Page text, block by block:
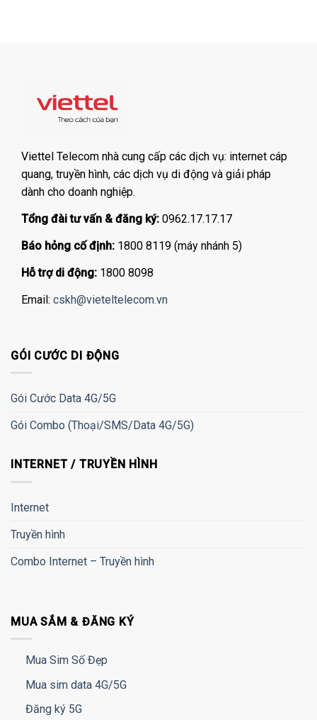
Viettel Telecom nhà cung cấp các dịch vụ: internet cáp
quang, truyền hình, các dịch vụ di động và giải pháp
dành cho doanh nghiệp.
Tổng đài tư vấn & đăng ký: 0962.17.17.17
Báo hỏng cố định: 1800 8119 (máy nhánh 5)
Hỗ trợ di động: 1800 8098
Email: cskh@vieteltelecom.vn
GÓI CƯỚC DI ĐỘNG
Gói Cước Data 4G/5G
Gói Combo (Thoại/SMS/Data 4G/5G)
INTERNET / TRUYỀN HÌNH
Internet
Truyền hình
Combo Internet – Truyền hình
MUA SẮM & ĐĂNG KÝ
Mua Sim Số Đẹp
Mua sim data 4G/5G
Đăng ký 5G